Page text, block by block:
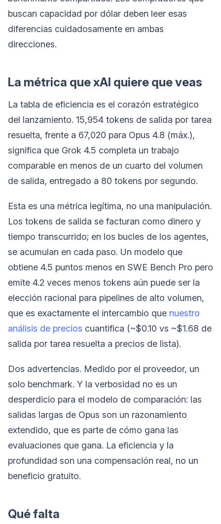
buscan capacidad por dólar deben leer esas
diferencias cuidadosamente en ambas
direcciones.
La métrica que xAI quiere que veas
La tabla de eficiencia es el corazón estratégico
del lanzamiento. 15,954 tokens de salida por tarea
resuelta, frente a 67,020 para Opus 4.8 (máx.),
significa que Grok 4.5 completa un trabajo
comparable en menos de un cuarto del volumen
de salida, entregado a 80 tokens por segundo.
Esta es una métrica legítima, no una manipulación.
Los tokens de salida se facturan como dinero y
tiempo transcurrido; en los bucles de los agentes,
se acumulan en cada paso. Un modelo que
obtiene 4.5 puntos menos en SWE Bench Pro pero
emite 4.2 veces menos tokens aún puede ser la
elección racional para pipelines de alto volumen,
que es exactamente el intercambio que nuestro
análisis de precios cuantifica (~$0.10 vs ~$1.68 de
salida por tarea resuelta a precios de lista).
Dos advertencias. Medido por el proveedor, un
solo benchmark. Y la verbosidad no es un
desperdicio para el modelo de comparación: las
salidas largas de Opus son un razonamiento
extendido, que es parte de cómo gana las
evaluaciones que gana. La eficiencia y la
profundidad son una compensación real, no un
beneficio gratuito.
Qué falta